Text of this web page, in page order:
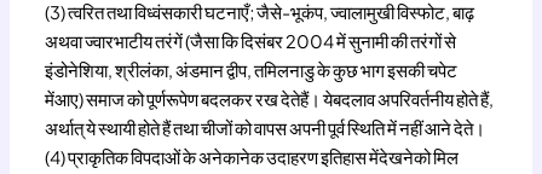
(3) त्वरित तथा विध्वंसकारी घटनाएँ; जैसे-भूकंप, ज्वालामुखी विस्फोट, बाढ़
अथवा ज्वारभाटीय तरंगें (जैसा कि दिसंबर 2004 में सुनामी की तरंगों से
इंडोनेशिया, श्रीलंका, अंडमान द्वीप, तमिलनाडु के कुछ भाग इसकी चपेट
मेंआए) समाज को पूर्णरूपेण बदलकर रख देतेहैं। येबदलाव अपरिवर्तनीय होते हैं,
अर्थात् ये स्थायी होते हैं तथा चीजों को वापस अपनी पूर्व स्थिति में नहीं आने देते।
(4) प्राकृतिक विपदाओं के अनेकानेक उदाहरण इतिहास मेंदेखनेको मिल